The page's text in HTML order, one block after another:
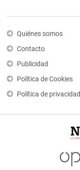
Quiénes somos
Contacto
Publicidad
Política de Cookies
Política de privacidad